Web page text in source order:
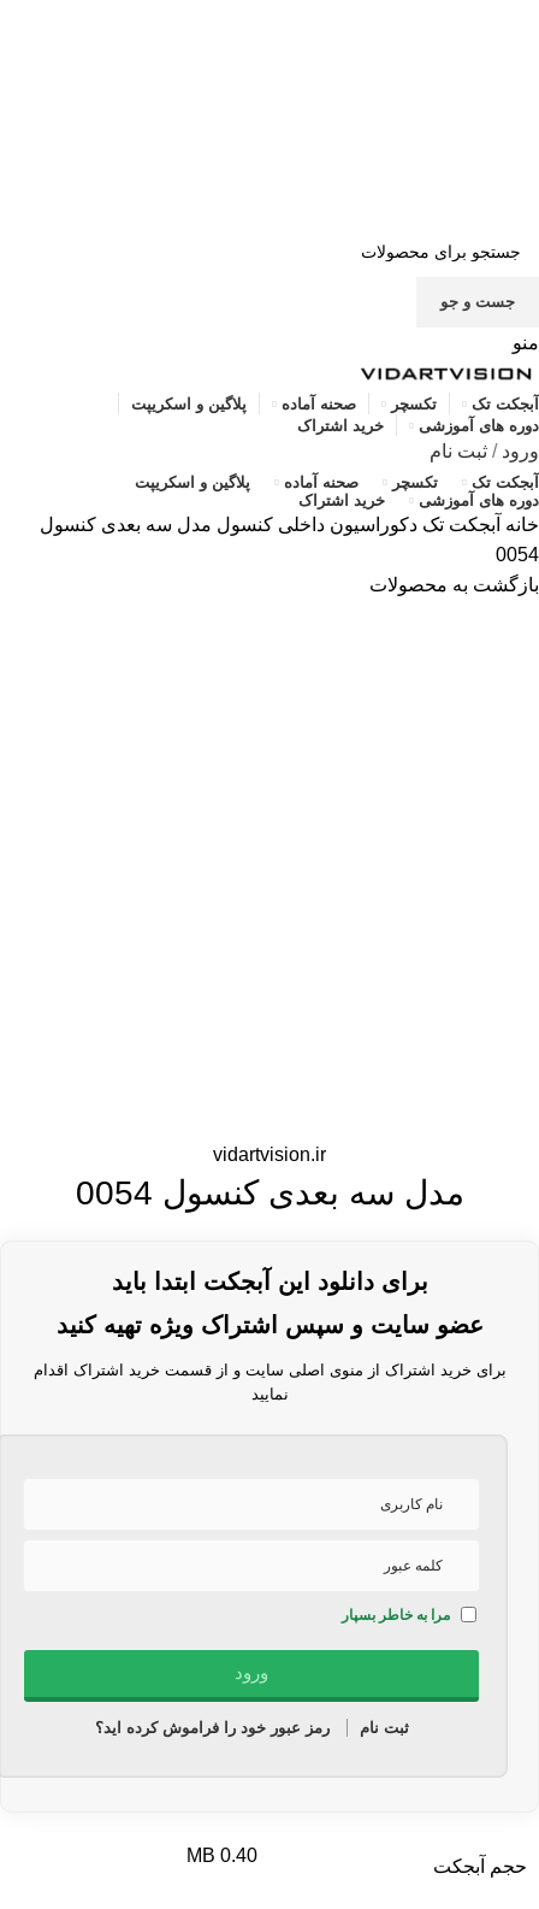
جست و جو
منو
آبجکت تک تکسچر صحنه آماده
پلاگین و اسکریپت
دوره های آموزشی
خرید اشتراک
ورود / ثبت نام
آبجکت تک تکسچر صحنه آماده
پلاگین و اسکریپت
دوره های آموزشی
خرید اشتراک
خانه آبجکت تک دکوراسیون داخلی کنسول مدل سه بعدی کنسول
0054
بازگشت به محصولات
vidartvision.ir
مدل سه بعدی کنسول 0054
برای دانلود این آبجکت ابتدا باید
عضو سایت و سپس اشتراک ویژه تهیه کنید
برای خرید اشتراک از منوی اصلی سایت و از قسمت خرید اشتراک اقدام
نمایید
مرا به خاطر بسپار
ثبت نام رمز عبور خود را فراموش کرده اید؟
حجم آبجکت
0.40 MB